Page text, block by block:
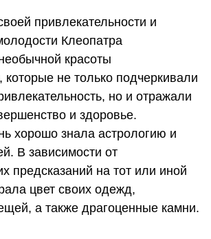
привлекательности и
Клеопатра
красоты
которые не только подчеркивали
но и отражали
и здоровье.
хорошо знала астрологию и
В зависимости от
предсказаний на тот или иной
цвет своих одежд,
а также драгоценные камни.